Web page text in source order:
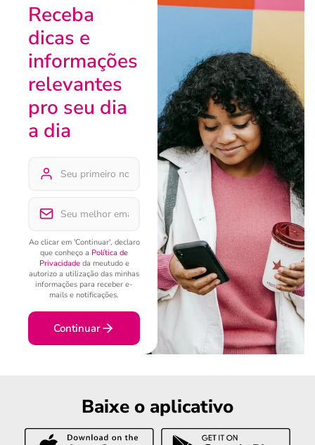
Receba
dicas e
informações
relevantes
pro seu dia
a dia
Ao clicar em 'Continuar', declaro
que conheço a Política de
Privacidadeda meutudo e
autorizo a utilização das minhas
informações para receber e-
mails e notificações.
Continuar
Baixe o aplicativo